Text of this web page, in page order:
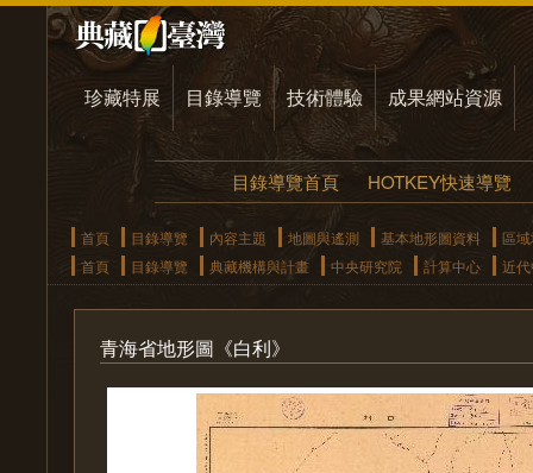
珍藏特展 目錄導覽 技術體驗 成果網站資源
目錄導覽首頁 HOTKEY快速導覽
首頁 目錄導覽 內容主題 地圖與遙測 基本地形圖資料
區
首頁
目錄導覽 典藏機構與計畫 中央研究院 計算中心 近
青海省地形圖《白利》